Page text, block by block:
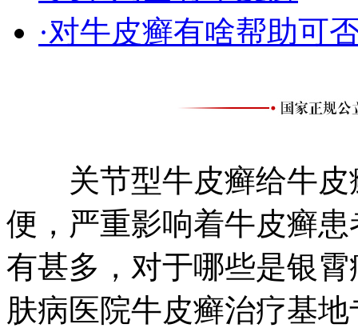
·对牛皮癣有啥帮助可
关节型牛皮癣给牛皮
便，严重影响着牛皮癣
有甚多，对于哪些是银
肤病医院牛皮癣治疗基